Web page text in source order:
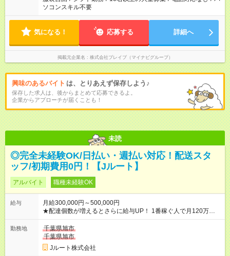
ソコンスキル不要
気になる！ 応募する 詳細へ
掲載元企業名 株式会社ブレイブ（マイナビグループ）
興味のあるバイト は、とりあえず保存しよう♪
保存した求人は、後からまとめて応募できるよ。
企業からアプローチが届くことも！
未読
◎完全未経験OK/日払い・週払い対応！配送スタ
ッフ/初期費用0円！【Jルート】
アルバイト 職種未経験OK
給与
月給300,000円～500,000円
★配達個数が増えるとさらに給与UP！ 1番稼ぐ人で月120万ほ
ど！ ・主要都市エリア 月収55万円／週5日稼働 月収65万~112
万円／週6日稼働 ・地方郊外エリア 月収40万円／週5日稼働 月
収40万円~50万円／週6日稼働 ＜モデルイメージ＞ ■月収50万
円 (27歳男性/江東区在住)※元建築関係 1日150個配達×25日勤務
(日休み) ■月収80万円(43歳男性/墨田区在住)※元営業 1日200個
勤務地
千葉県旭市
千葉県旭市
Jルート株式会社